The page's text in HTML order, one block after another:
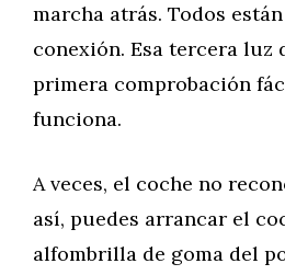
marcha atrás. Todos
conexión. Esa tercera luz
primera comprobación
funciona.
A veces, el coche no
así, puedes arrancar el
alfombrilla de goma del